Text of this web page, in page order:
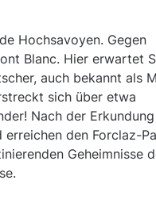
Hochsavoyen. Gegen
Blanc. Hier erwartet
auch bekannt als
sich über etwa
Nach der Erkundung
den Forclaz-
Geheimnisse